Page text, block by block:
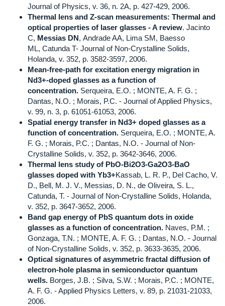
Journal of Physics, v. 36, n. 2A, p. 427-429, 2006.
Thermal lens and Z-scan measurements: Thermal and
optical properties of laser glasses - A review. Jacinto
C, Messias DN, Andrade AA, Lima SM, Baesso
ML, Catunda T- Journal of Non-Crystalline Solids,
Holanda, v. 352, p. 3582-3597, 2006.
Mean-free-path for excitation energy migration in
Nd3+-doped glasses as a function of
concentration. Serqueira, E.O. ; MONTE, A. F. G. ;
Dantas, N.O. ; Morais, P.C. - Journal of Applied Physics,
v. 99, n. 3, p. 61051-61053, 2006.
Spatial energy transfer in Nd3+ doped glasses as a
function of concentration. Serqueira, E.O. ; MONTE, A.
F. G. ; Morais, P.C. ; Dantas, N.O. - Journal of Non-
Crystalline Solids, v. 352, p. 3642-3646, 2006.
Thermal lens study of PbO-Bi2O3-Ga2O3-BaO
glasses doped with Yb3+Kassab, L. R. P., Del Cacho, V.
D., Bell, M. J. V., Messias, D. N., de Oliveira, S. L.,
Catunda, T. - Journal of Non-Crystalline Solids, Holanda,
v. 352, p. 3647-3652, 2006.
Band gap energy of PbS quantum dots in oxide
glasses as a function of concentration. Naves, P.M. ;
Gonzaga, T.N. ; MONTE, A. F. G. ; Dantas, N.O. - Journal
of Non-Crystalline Solids, v. 352, p. 3633-3635, 2006.
Optical signatures of asymmetric fractal diffusion of
electron-hole plasma in semiconductor quantum
wells. Borges, J.B. ; Silva, S.W. ; Morais, P.C. ; MONTE,
A. F. G. - Applied Physics Letters, v. 89, p. 21031-21033,
2006.